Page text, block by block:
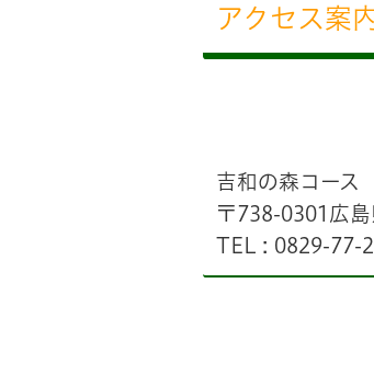
アクセス案
吉和の森コース
〒738-0301広
TEL : 0829-77-